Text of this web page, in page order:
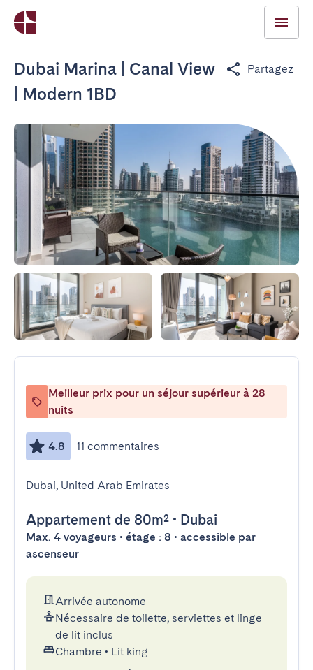
Dubai Marina | Canal View
| Modern 1BD
Partagez
Meilleur prix pour un séjour supérieur à 28
nuits
4.8 11 commentaires
Dubai, United Arab Emirates
Appartement de 80m² • Dubai
Max. 4 voyageurs • étage : 8 • accessible par
ascenseur
Arrivée autonome
Nécessaire de toilette, serviettes et linge
de lit inclus
Chambre • Lit king